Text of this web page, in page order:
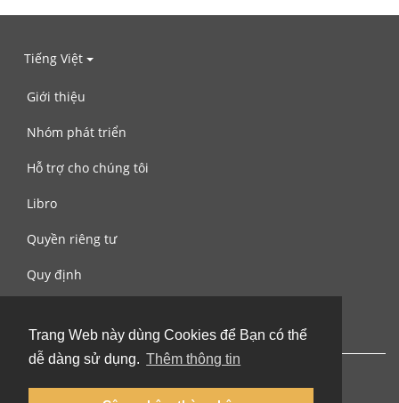
Trang Web này dùng Cookies để Bạn có thể
dễ dàng sử dụng. Thêm thông tin
Tiếng Việt
Giới thiệu
Nhóm phát triển
Hỗ trợ cho chúng tôi
Libro
Quyền riêng tư
Quy định